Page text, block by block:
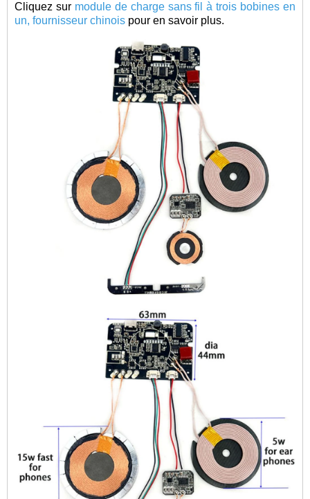
Cliquez sur module de charge sans fil à trois bobines en
un, fournisseur chinois pour en savoir plus.